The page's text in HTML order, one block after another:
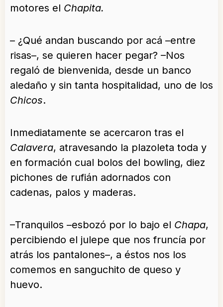
motores el Chapita.
– ¿Qué andan buscando por acá –entre
risas–, se quieren hacer pegar? –Nos
regaló de bienvenida, desde un banco
aledaño y sin tanta hospitalidad, uno de los
Chicos.
Inmediatamente se acercaron tras el
Calavera, atravesando la plazoleta toda y
en formación cual bolos del bowling, diez
pichones de rufián adornados con
cadenas, palos y maderas.
–Tranquilos –esbozó por lo bajo el Chapa,
percibiendo el julepe que nos fruncía por
atrás los pantalones–, a éstos nos los
comemos en sanguchito de queso y
huevo.